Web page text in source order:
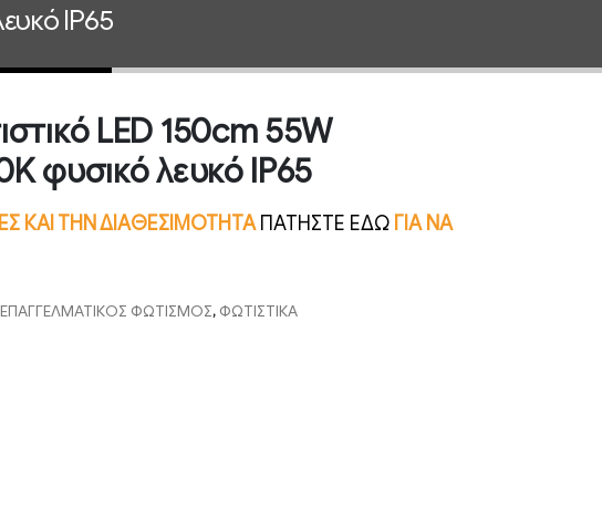
IP65
LED 150cm 55W
φυσικό λευκό IP65
ΚΑΙ ΤΗΝ ΔΙΑΘΕΣΙΜΟΤΗΤΑΠΑΤΗΣΤΕ ΕΔΩ ΓΙΑ ΝΑ
ΕΠΑΓΓΕΛΜΑΤΙΚΟΣ ΦΩΤΙΣΜΟΣ, ΦΩΤΙΣΤΙΚΑ